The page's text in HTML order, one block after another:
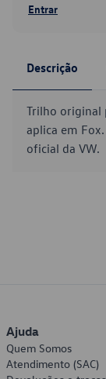
Entrar
Descrição
Trilho original
aplica em
oficial da VW.
Ajuda
Quem Somos
Atendimento (SAC)